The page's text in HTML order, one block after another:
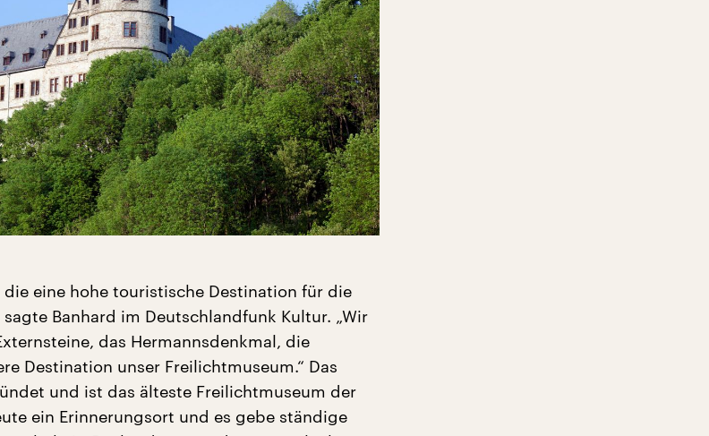
die eine hohe touristische Destination für die
Banhard im Deutschlandfunk Kultur. „Wir
das Hermannsdenkmal, die
Destination unser Freilichtmuseum.“ Das
und ist das älteste Freilichtmuseum der
ein Erinnerungsort und es gebe ständige